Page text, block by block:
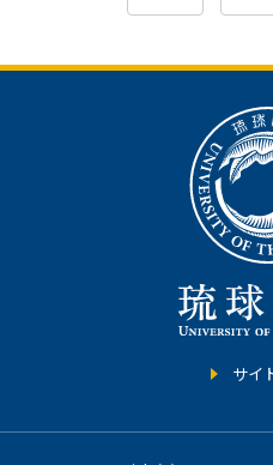
サイ